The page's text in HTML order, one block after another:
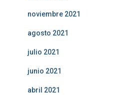
noviembre 2021
agosto 2021
julio 2021
junio 2021
abril 2021